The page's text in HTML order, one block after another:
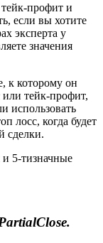
тейк-профит и
если вы хотите
эксперта у
значения
к которому он
или тейк-профит,
использовать
лосс, когда будет
сделки.
и 5-тизначные